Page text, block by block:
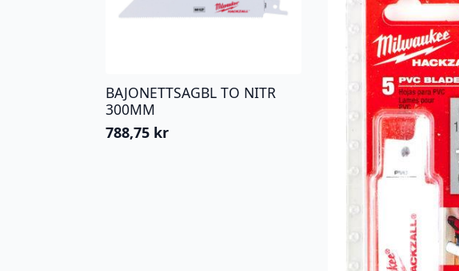
BAJONETTSAGBL TO NITR
300MM
788,75 kr